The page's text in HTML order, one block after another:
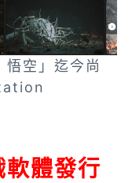
悟空」迄今尚
體發行